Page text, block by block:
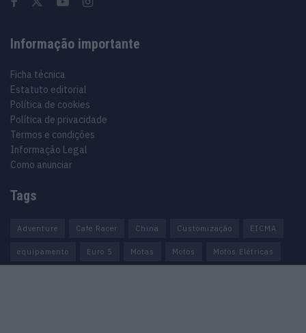
Informação importante
Ficha técnica
Estatuto editorial
Política de cookies
Política de privacidade
Termos e condições
Informação Legal
Como anunciar
Tags
Adventure Cafe Racer China Customização EICMA
equipamento Euro 5 Motas Motos Motos Elétricas